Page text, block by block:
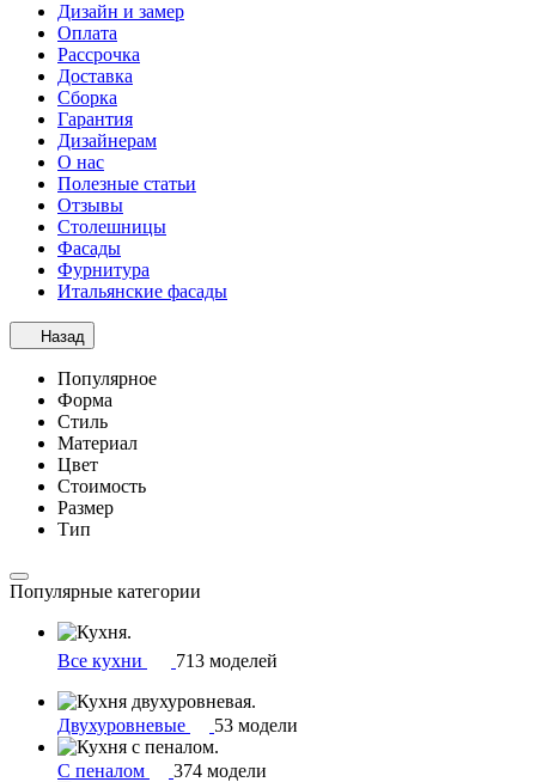
Дизайн и замер
Оплата
Рассрочка
Доставка
Сборка
Гарантия
Дизайнерам
О нас
Полезные статьи
Отзывы
Столешницы
Фасады
Фурнитура
Итальянские фасады
Назад
Популярное
Форма
Стиль
Материал
Цвет
Стоимость
Размер
Тип
Популярные категории
Все кухни 713 моделей
Двухуровневые 53 модели
С пеналом 374 модели